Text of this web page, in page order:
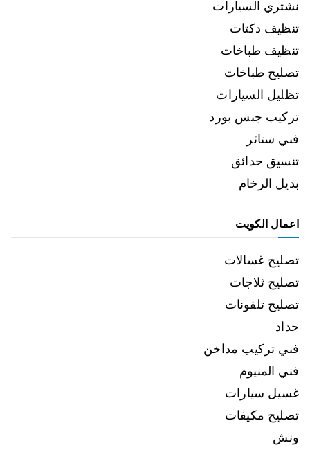
نشتري السيارات
تنظيف دكتات
تنظيف طباخات
تصليح طباخات
تظليل السيارات
تركيب جبس بورد
فني ستائر
تنسيق حدائق
بديل الرخام
اعمال الكويت
تصليح غسالات
تصليح ثلاجات
تصليح تلفونات
حداد
فني تركيب مداخن
فني المنيوم
غسيل سيارات
تصليح مكيفات
ونش